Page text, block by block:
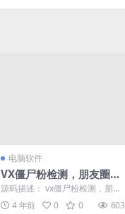
电脑软件
VX僵尸粉检测，朋友圈秒
赞
源码描述： vx僵尸粉检测，朋友
圈秒赞 本软件采用electron开
发，功能就不...
4 年前 0 0 603